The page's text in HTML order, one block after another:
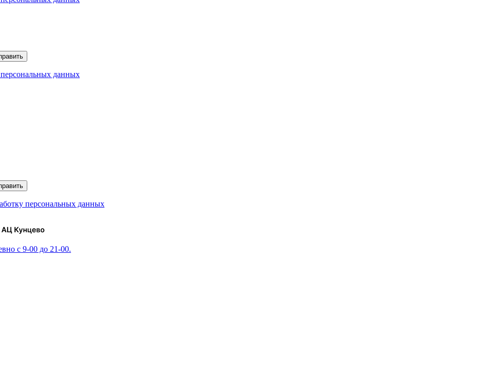
персональных данных
персональных данных
с 9-00 до 21-00.